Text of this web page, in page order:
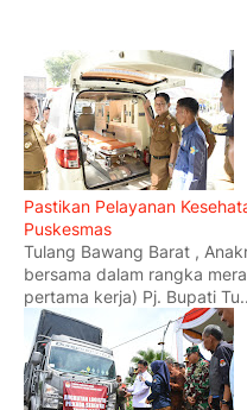
Pastikan Pelayanan
Puskesmas
Tulang Bawang Barat ,
bersama dalam rangka
pertama kerja) Pj. Bupati